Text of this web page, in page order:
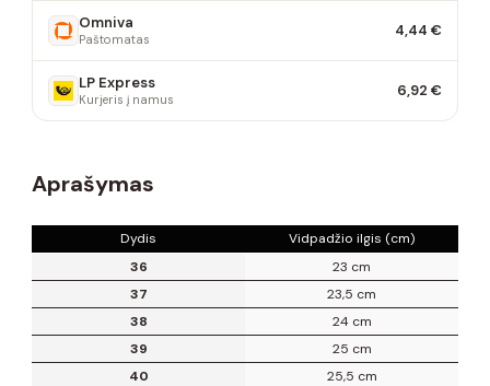
Omniva
Paštomatas 4,44 €
LP Express
Kurjeris į namus 6,92 €
Aprašymas
Dydis
Vidpadžio ilgis (cm)
36
23 cm
37
23,5 cm
38
24 cm
39
25 cm
40
25,5 cm